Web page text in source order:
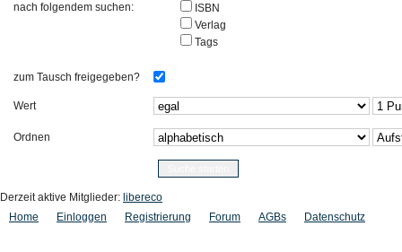
nach folgendem suchen:
ISBN
Verlag
Tags
zum Tausch freigegeben?
Wert
Ordnen
Derzeit aktive Mitglieder: libereco
Home
Einloggen Registrierung Forum AGBs Datenschutz